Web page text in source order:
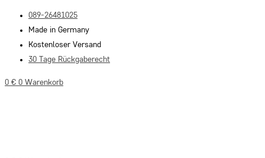
Inhalt
springen
089-26481025
Made in Germany
Kostenloser Versand
30 Tage Rückgaberecht
0 € 0 Warenkorb